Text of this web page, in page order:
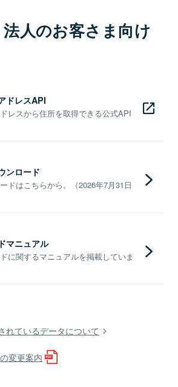
人のお客さま向け
ドレスAPI
レスから住所を取得できる公式API
ンロード
ドはこちらから。（2026年7月31日
マニュアル
に関するマニュアルを掲載していま
れているデータについて
変更案内